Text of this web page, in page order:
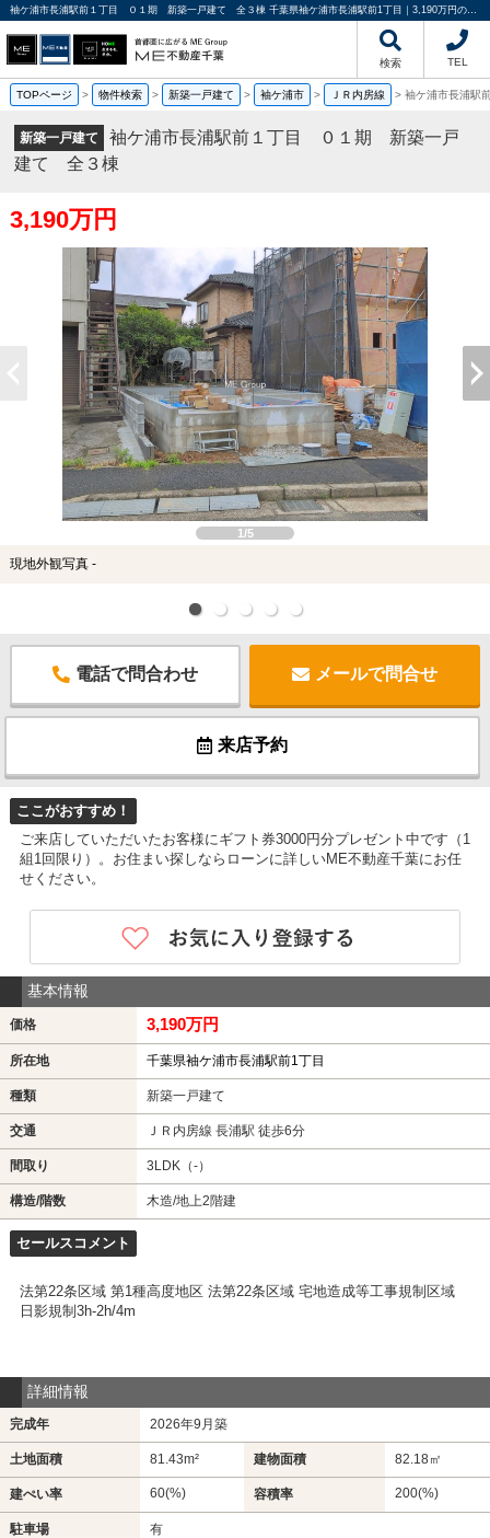
袖ケ浦市長浦駅前１丁目 ０１期 新築一戸建て 全３棟 千葉県袖ケ浦市長浦駅前1丁目｜3,190万円の新築一戸建て｜分譲住宅や新築物件｜ME不動産千葉
検索 TEL
TOPページ > 物件検索 > 新築一戸建て > 袖ケ浦市 > ＪＲ内房線 > 袖ケ浦市長浦
新築一戸建て
袖ケ浦市長浦駅前１丁目 ０１期 新築一戸
建て 全３棟
3,190万円
1/5
現地外観写真 -
電話で問合わせ メールで問合せ
来店予約
ここがおすすめ！
ご来店していただいたお客様にギフト券3000円分プレゼント中です（1
組1回限り）。お住まい探しならローンに詳しいME不動産千葉にお任
せください。
基本情報
価格 3,190万円
所在地 千葉県袖ケ浦市長浦駅前1丁目
種類 新築一戸建て
交通 ＪＲ内房線 長浦駅 徒歩6分
間取り 3LDK（-）
構造/階数 木造/地上2階建
セールスコメント
法第22条区域 第1種高度地区 法第22条区域 宅地造成等工事規制区域
日影規制3h-2h/4m
詳細情報
完成年 2026年9月築
土地面積 81.43m² 建物面積 82.18㎡
建ぺい率 60(%) 容積率 200(%)
駐車場 有